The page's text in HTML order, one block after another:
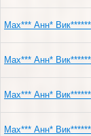
Мах*** Анн*
Мах*** Анн*
Мах*** Анн*
Мах*** Анн*